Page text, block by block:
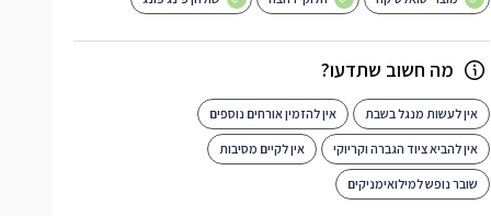
מה חשוב שתדעו?
אין לעשות מנגל בשבת אין להזמין אורחים נוספים
אין להביא ציוד הגברה וקריוקי אין לקיים מסיבות
שובר נופש למילואימניקים